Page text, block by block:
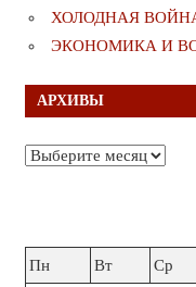
ХОЛОДНАЯ
ЭКОНОМИКА И
АРХИВЫ
Архивы
Пн
Вт Ср